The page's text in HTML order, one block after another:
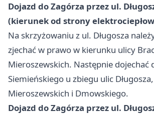
Dojazd do Zagórza przez ul.
(kierunek od strony
Na skrzyżowaniu z ul. Długosza
zjechać w prawo w kierunku ulicy
Mieroszewskich. Następnie dojechać
Siemieńskiego u zbiegu ulic
Mieroszewskich i Dmowskiego.
Dojazd do Zagórza przez ul.